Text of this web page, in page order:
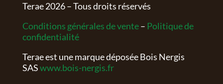
Terae2026– Tous droits réservés
Conditions générales de vente– Politique de
confidentialité
Terae est une marque déposée Bois Nergis
SASwww.bois-nergis.fr